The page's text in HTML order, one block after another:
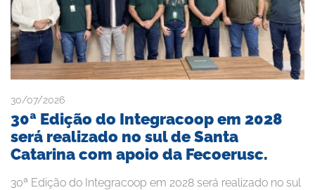
30/07/2026
30ª Edição do Integracoop em 2028
será realizado no sul de Santa
Catarina com apoio da Fecoerusc.
30ª Edição do Integracoop em 2028 será realizado no sul